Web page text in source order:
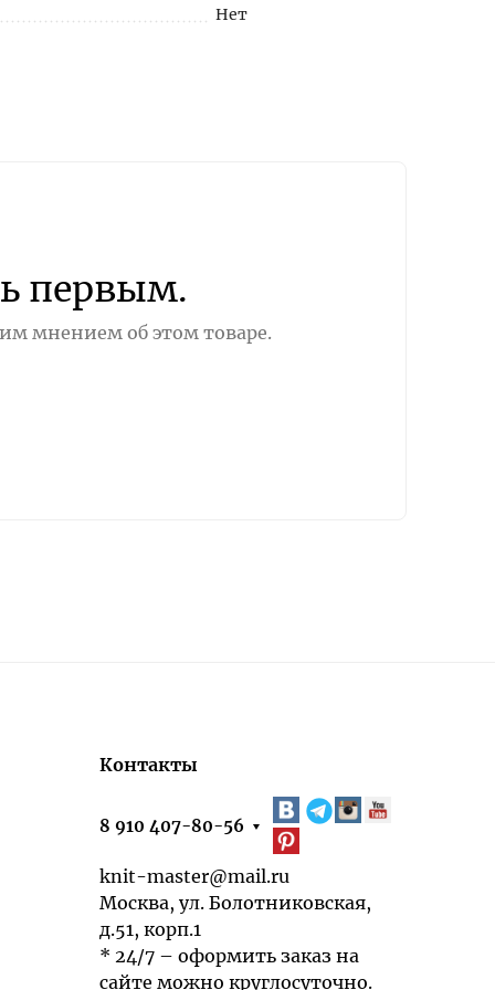
Нет
первым.
мнением об этом товаре.
Контакты
8 910 407-80-56
knit-master@mail.ru
Москва, ул. Болотниковская,
д.51, корп.1
* 24/7 – оформить заказ на
сайте можно круглосуточно.